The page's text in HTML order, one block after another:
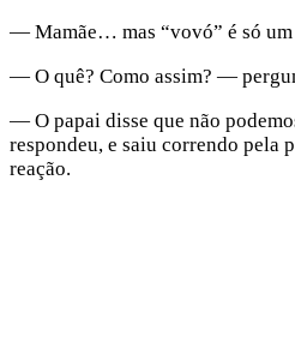
— Mamãe… mas “vovó” é só
— O quê? Como assim? —
— O papai disse que não
respondeu, e saiu correndo pela
reação.